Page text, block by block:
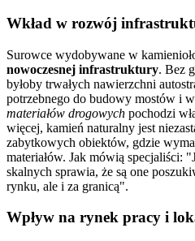
Wkład w rozwój
Surowce wydobywane w
nowoczesnej infrastruktury. Bez
byłoby trwałych nawierzchni
potrzebnego do budowy mostów i
materiałów drogowych pochodzi
więcej, kamień naturalny jest
zabytkowych obiektów, gdzie
materiałów. Jak mówią specjaliści:
skalnych sprawia, że są one
rynku, ale i za granicą .
Wpływ na rynek pracy i